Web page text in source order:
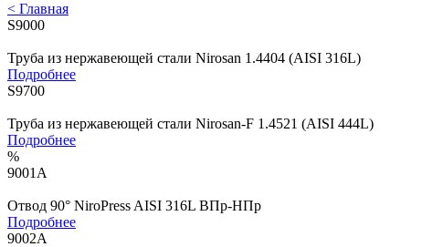
< Главная
S9000
Труба из нержавеющей стали Nirosan 1.4404 (AISI 316L)
Подробнее
S9700
Труба из нержавеющей стали Nirosan-F 1.4521 (AISI 444L)
Подробнее
%
9001A
Отвод 90° NiroPress AISI 316L ВПр-НПр
Подробнее
9002A